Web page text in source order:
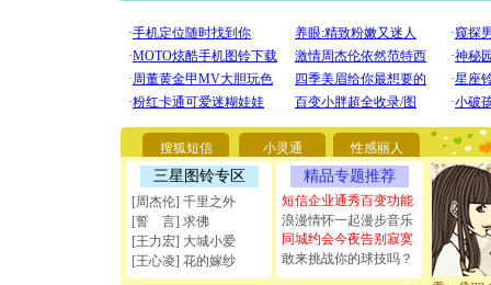
搜狐短信 小灵通 性感丽人
三星图铃专区
[周杰伦] 千里之外
[誓 言] 求佛
[王力宏] 大城小爱
[王心凌] 花的嫁纱
精品专题推荐
短信企业通秀百变功能
浪漫情怀一起漫步音乐
同城约会今夜告别寂寞
敢来挑战你的球技吗？
[圣诞节]
你太多
要平安
[圣诞节]
能正大
天都要快
[圣诞节]
如意,快
[元旦]看
断电。爱
你是我
[元旦]如
起；二是
离。水晶